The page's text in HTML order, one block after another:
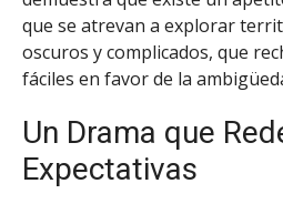
que se atrevan a explorar
oscuros y complicados, que
fáciles en favor de la
Un Drama que
Expectativas